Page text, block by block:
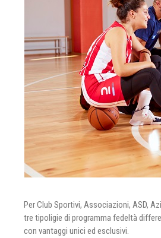
Per Club Sportivi, Associazioni, ASD,
tre tipoligie di programma fedeltà
con vantaggi unici ed esclusivi.